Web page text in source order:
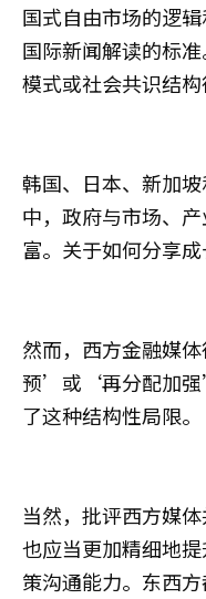
国式自由市场的逻
国际新闻解读的标
模式或社会共识结构
韩国、日本、新加
中，政府与市场、
富。关于如何分享成
然而，西方金融媒
预’或‘再分配加强
了这种结构性局限。
当然，批评西方媒
也应当更加精细地
策沟通能力。东西